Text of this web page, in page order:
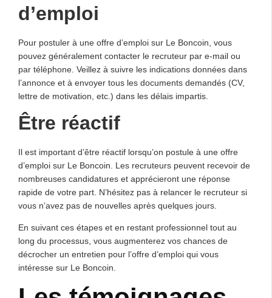
d’emploi
Pour postuler à une offre d’emploi sur Le Boncoin, vous
pouvez généralement contacter le recruteur par e-mail ou
par téléphone. Veillez à suivre les indications données dans
l’annonce et à envoyer tous les documents demandés (CV,
lettre de motivation, etc.) dans les délais impartis.
Être réactif
Il est important d’être réactif lorsqu’on postule à une offre
d’emploi sur Le Boncoin. Les recruteurs peuvent recevoir de
nombreuses candidatures et apprécieront une réponse
rapide de votre part. N’hésitez pas à relancer le recruteur si
vous n’avez pas de nouvelles après quelques jours.
En suivant ces étapes et en restant professionnel tout au
long du processus, vous augmenterez vos chances de
décrocher un entretien pour l’offre d’emploi qui vous
intéresse sur Le Boncoin.